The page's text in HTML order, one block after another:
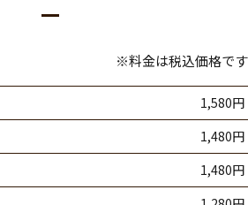
※料金は税込価格です
1,580円
1,480円
1,480円